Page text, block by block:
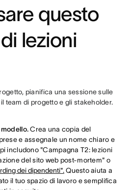
questo
lezioni
pianifica una sessione sulle
team di progetto e gli stakeholder.
Crea una copia del
e assegnale un nome chiaro e
includono "Campagna T2: lezioni
del sito web post-mortem" o
dei dipendenti".Questo aiuta a
il tuo spazio di lavoro e semplifica